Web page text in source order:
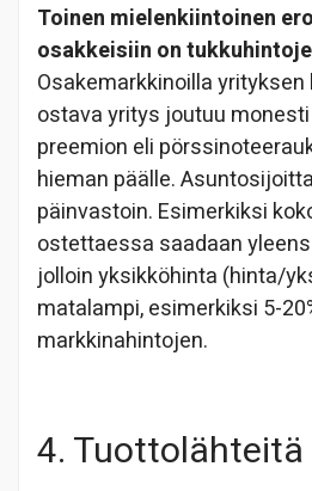
Toinen mielenkiintoinen
osakkeisiin on
Osakemarkkinoilla
ostava yritys joutuu
preemion eli
hieman päälle.
päinvastoin. Esimerkiksi
ostettaessa saadaan
jolloin yksikköhinta (hinta/
matalampi, esimerkiksi 5-
markkinahintojen.
4. Tuottolähteitä